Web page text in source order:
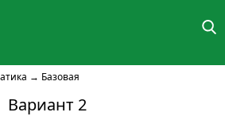
→ Базовая
Вариант 2